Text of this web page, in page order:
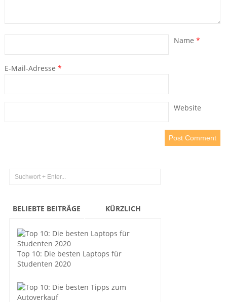
Name *
E-Mail-Adresse *
Website
BELIEBTE BEITRÄGE KÜRZLICH
Top 10: Die besten Laptops für
Studenten 2020